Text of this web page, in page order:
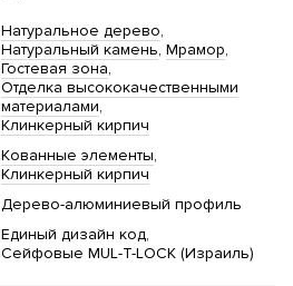
Натуральное дерево
Натуральный камень Мрамор
Гостевая зона
Отделка высококачественными
материалами
Клинкерный кирпич
Кованные элементы
Клинкерный кирпич
Дерево-алюминиевый профиль
Единый дизайн код
Сейфовые MUL-T-LOCK (Израиль)